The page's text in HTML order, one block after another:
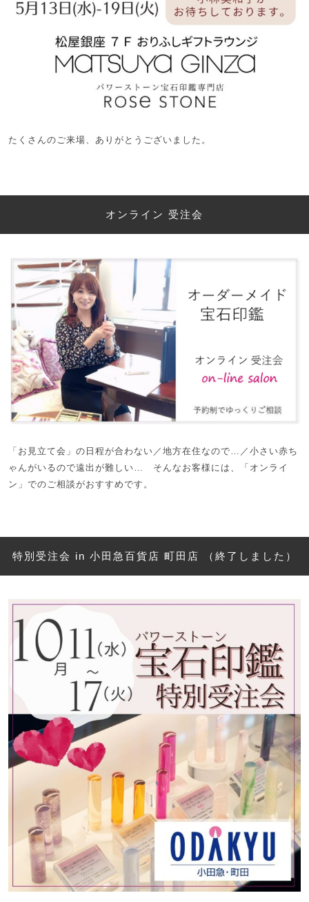
たくさんのご来場、ありがとうございました。
オンライン 受注会
「お見立て会」の日程が合わない／地方在住なので…／小さい赤ち
ゃんがいるので遠出が難しい… そんなお客様には、「オンライ
ン」でのご相談がおすすめです。
特別受注会 in 小田急百貨店 町田店 （終了しました）